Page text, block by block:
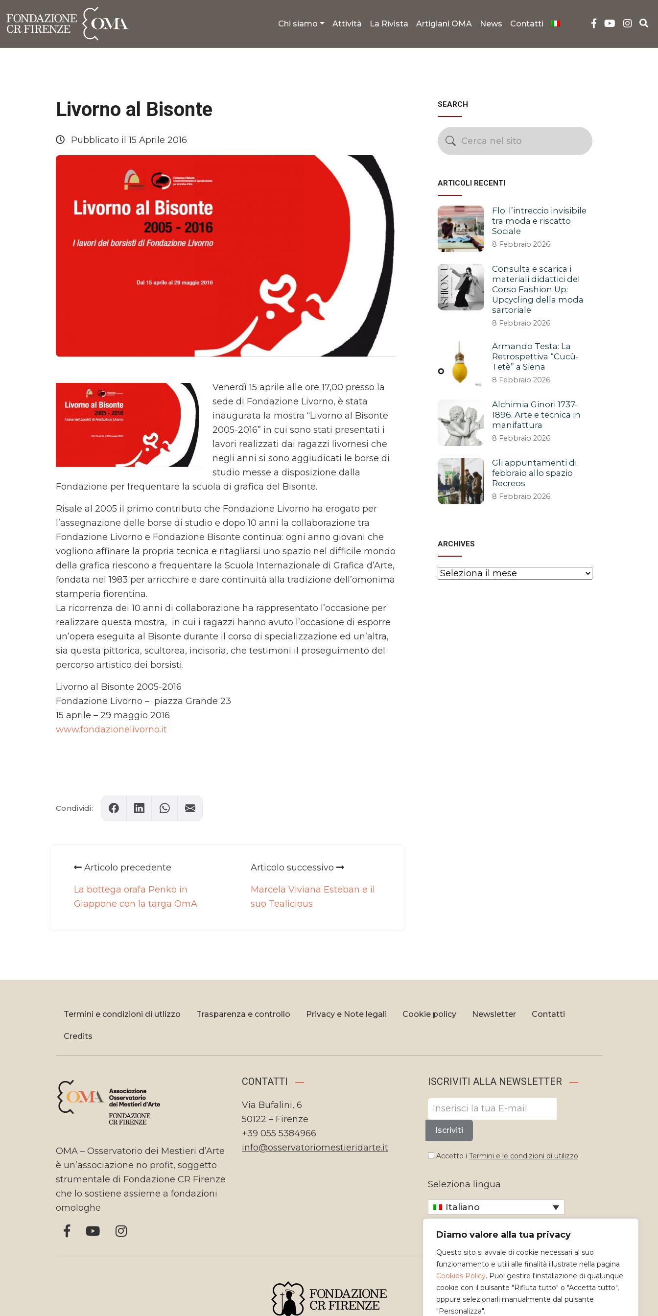
Diamo valore alla tua privacy
Questo sito si avvale di cookie necessari al suo
funzionamento e utili alle finalità illustrate nella pagina
Cookies Policy. Puoi gestire l'installazione di qualunque
cookie con il pulsante "Rifiuta tutto" o "Accetta tutto",
oppure selezionarli manualmente dal pulsante
"Personalizza".
Chi siamo Attività La Rivista Artigiani OMA News Contatti
Livorno al Bisonte
Pubblicato il 15 Aprile 2016
Venerdì 15 aprile alle ore 17,00 presso la
sede di Fondazione Livorno, è stata
inaugurata la mostra “Livorno al Bisonte
2005-2016” in cui sono stati presentati i
lavori realizzati dai ragazzi livornesi che
negli anni si sono aggiudicati le borse di
studio messe a disposizione dalla
Fondazione per frequentare la scuola di grafica del Bisonte.
Risale al 2005 il primo contributo che Fondazione Livorno ha erogato per
l’assegnazione delle borse di studio e dopo 10 anni la collaborazione tra
Fondazione Livorno e Fondazione Bisonte continua: ogni anno giovani che
vogliono affinare la propria tecnica e ritagliarsi uno spazio nel difficile mondo
della grafica riescono a frequentare la Scuola Internazionale di Grafica d’Arte,
fondata nel 1983 per arricchire e dare continuità alla tradizione dell’omonima
stamperia fiorentina.
La ricorrenza dei 10 anni di collaborazione ha rappresentato l’occasione per
realizzare questa mostra, in cui i ragazzi hanno avuto l’occasione di esporre
un’opera eseguita al Bisonte durante il corso di specializzazione ed un’altra,
sia questa pittorica, scultorea, incisoria, che testimoni il proseguimento del
percorso artistico dei borsisti.
Livorno al Bisonte 2005-2016
Fondazione Livorno – piazza Grande 23
15 aprile – 29 maggio 2016
www.fondazionelivorno.it
Condividi:
Articolo precedente
La bottega orafa Penko in
Giappone con la targa OmA
Articolo successivo
Marcela Viviana Esteban e il
suo Tealicious
SEARCH
ARTICOLI RECENTI
Flo: l’intreccio invisibile
tra moda e riscatto
Sociale
8 Febbraio 2026
Consulta e scarica i
materiali didattici del
Corso Fashion Up:
Upcycling della moda
sartoriale
8 Febbraio 2026
Armando Testa: La
Retrospettiva “Cucù-
Tetè” a Siena
8 Febbraio 2026
Alchimia Ginori 1737-
1896. Arte e tecnica in
manifattura
8 Febbraio 2026
Gli appuntamenti di
febbraio allo spazio
Recreos
8 Febbraio 2026
ARCHIVES
Archives
Termini e condizioni di utlizzo Trasparenza e controllo Privacy e Note legali Cookie policy Newsletter Contatti
Credits
OMA – Osservatorio dei Mestieri d’Arte
è un’associazione no profit, soggetto
strumentale di Fondazione CR Firenze
che lo sostiene assieme a fondazioni
omologhe
CONTATTI
Via Bufalini, 6
50122 – Firenze
+39 055 5384966
info@osservatoriomestieridarte.it
ISCRIVITI ALLA NEWSLETTER
Iscriviti
Accetto i Termini e le condizioni di utilizzo
Seleziona lingua
Italiano